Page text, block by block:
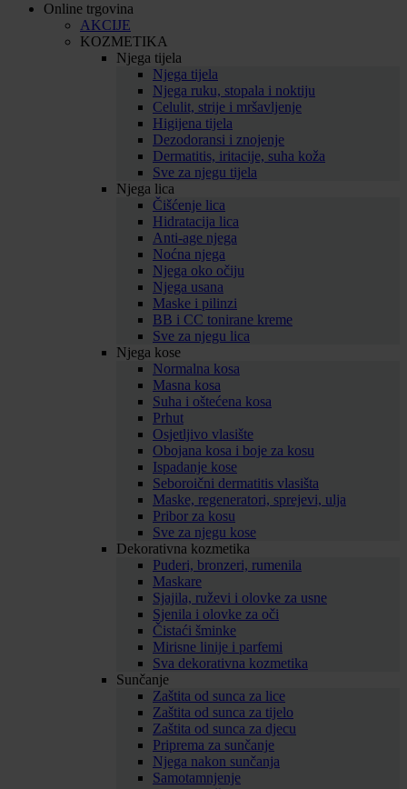
Online trgovina
AKCIJE
KOZMETIKA
Njega tijela
Njega tijela
Njega ruku, stopala i noktiju
Celulit, strije i mršavljenje
Higijena tijela
Dezodoransi i znojenje
Dermatitis, iritacije, suha koža
Sve za njegu tijela
Njega lica
Čišćenje lica
Hidratacija lica
Anti-age njega
Noćna njega
Njega oko očiju
Njega usana
Maske i pilinzi
BB i CC tonirane kreme
Sve za njegu lica
Njega kose
Normalna kosa
Masna kosa
Suha i oštećena kosa
Prhut
Osjetljivo vlasište
Obojana kosa i boje za kosu
Ispadanje kose
Seboroični dermatitis vlasišta
Maske, regeneratori, sprejevi, ulja
Pribor za kosu
Sve za njegu kose
Dekorativna kozmetika
Puderi, bronzeri, rumenila
Maskare
Sjajila, ruževi i olovke za usne
Sjenila i olovke za oči
Čistaći šminke
Mirisne linije i parfemi
Sva dekorativna kozmetika
Sunčanje
Zaštita od sunca za lice
Zaštita od sunca za tijelo
Zaštita od sunca za djecu
Priprema za sunčanje
Njega nakon sunčanja
Samotamnjenje